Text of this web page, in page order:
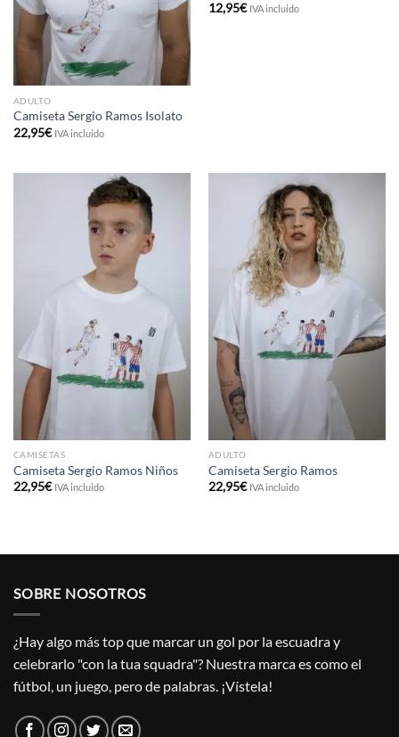
ADULTO
Camiseta Sergio Ramos Isolato
22,95€ IVA incluido
12,95€ IVA incluido
CAMISETAS
Camiseta Sergio Ramos Niños
22,95€ IVA incluido
ADULTO
Camiseta Sergio Ramos
22,95€ IVA incluido
SOBRE NOSOTROS
¿Hay algo más top que marcar un gol por la escuadra y
celebrarlo "con la tua squadra"? Nuestra marca es como el
fútbol, un juego, pero de palabras. ¡Vístela!